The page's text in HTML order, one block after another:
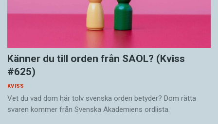
Känner du till orden från SAOL? (Kviss
#625)
KVISS
Vet du vad dom här tolv svenska orden betyder? Dom rätta
svaren kommer från Svenska Akademiens ordlista.